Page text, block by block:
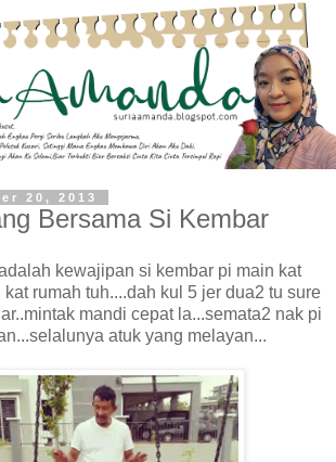
20, 2013
Bersama Si Kembar
kewajipan si kembar pi main kat
rumah tuh....dah kul 5 jer dua2 tu sure
mandi cepat la...semata2 nak pi
atuk yang melayan...